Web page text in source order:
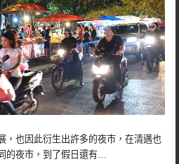
，也因此衍生出許多的夜市，在清邁也
的夜市，到了假日還有…